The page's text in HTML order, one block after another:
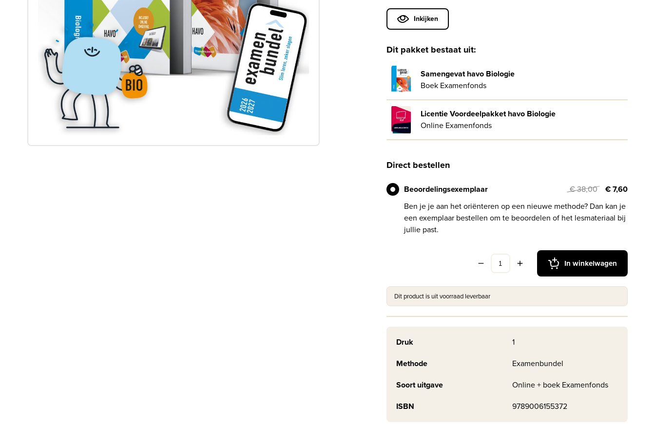
Inkijken
Dit pakket bestaat uit:
Samengevat havo Biologie
Boek Examenfonds
Licentie Voordeelpakket havo Biologie
Online Examenfonds
Direct bestellen
Beoordelingsexemplaar € 38,00
€ 7,60
Ben je je aan het oriënteren op een nieuwe methode? Dan kan je
een exemplaar bestellen om te beoordelen of het lesmateriaal bij
jullie past.
In winkelwagen
Dit product is uit voorraad leverbaar
Druk
1
Methode
Examenbundel
Soort uitgave
Online + boek Examenfonds
ISBN
9789006155372